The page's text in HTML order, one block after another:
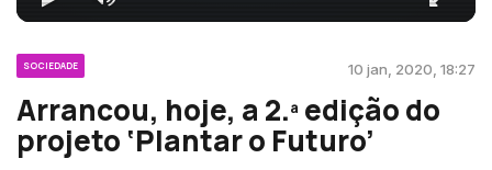
SOCIEDADE 10 jan, 2020, 18:27
Arrancou, hoje, a 2.ª edição do
projeto ‘Plantar o Futuro’